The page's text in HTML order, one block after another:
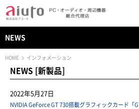
NEWS
HOME インフォメーション
NEWS [新製品]
2022年5月27日
NVIDIA GeForce GT 730搭載グラフィックカード「